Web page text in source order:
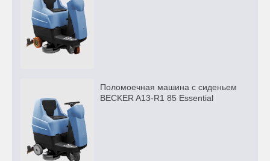
Поломоечная машина с сиденьем
BECKER A13-R1 85 Essential